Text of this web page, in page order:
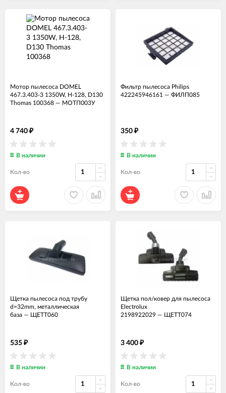
Мотор пылесоса DOMEL
467.3.403-3 1350W, H-128, D130
Thomas 100368 — МОТП003У
4 740 ₽
В наличии
Кол-во
Фильтр пылесоса Philips
422245946161 — ФИЛП085
350 ₽
В наличии
Кол-во
Щетка пылесоса под трубу
d=32mm, металлическая
база — ЩЕТТ060
535 ₽
В наличии
Кол-во
Щетка пол/ковер для пылесоса
Electrolux
2198922029 — ЩЕТТ074
3 400 ₽
В наличии
Кол-во